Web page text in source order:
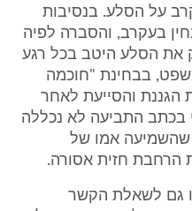
על הסלע. בנסיבות
בעקרב, והסברה לפיה
את הסלע היטב בכל רגע
בבחינת "חוכמה
והסייעת לאחר
בכתב התביעה לא נכללה
שהשמיעה אמו של
הרחבת חזית אסורה.
גם לשאלת הקשר